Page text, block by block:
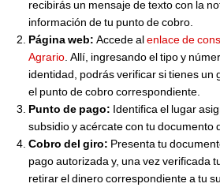
recibirás un mensaje de texto con la
información de tu punto de cobro.
Página web: Accede alenlace de
Agrario . Allí, ingresando el tipo y
identidad, podrás verificar si tienes un
el punto de cobro correspondiente.
Punto de pago: Identifica el lugar
subsidio y acércate con tu documento
Cobro del giro: Presenta tu
pago autorizada y, una vez verificada
retirar el dinero correspondiente a tu